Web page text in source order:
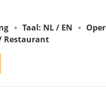
Taal: NL / EN
Restaurant